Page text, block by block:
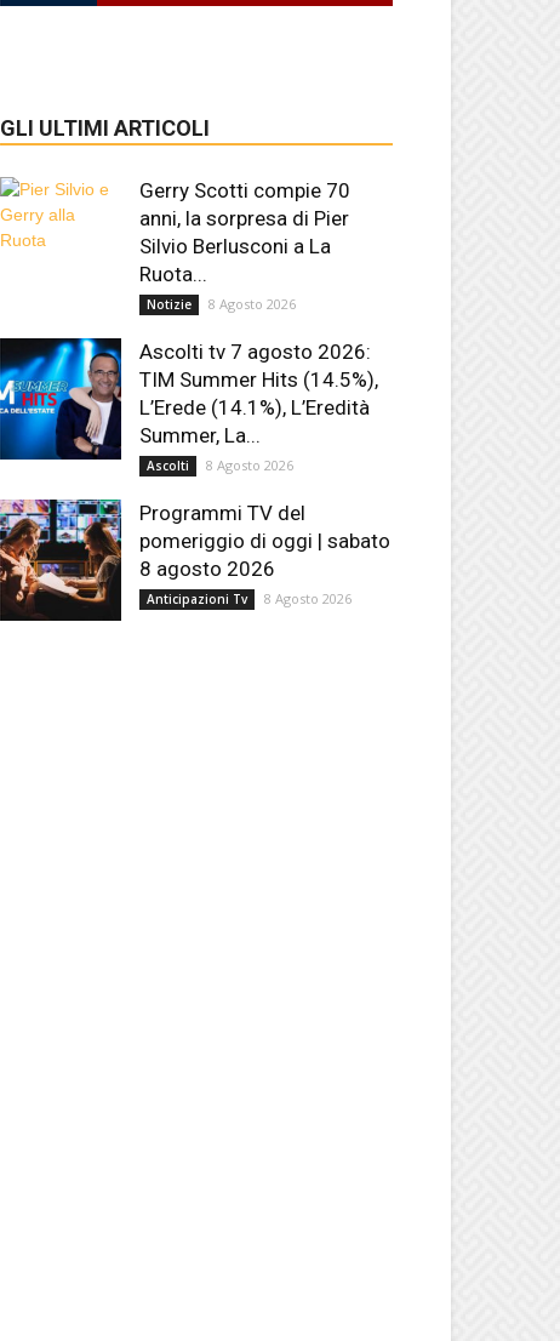
GLI ULTIMI ARTICOLI
Gerry Scotti compie 70
anni, la sorpresa di Pier
Silvio Berlusconi a La
Ruota...
Notizie 8 Agosto 2026
Ascolti tv 7 agosto 2026:
TIM Summer Hits (14.5%),
L’Erede (14.1%), L’Eredità
Summer, La...
Ascolti 8 Agosto 2026
Programmi TV del
pomeriggio di oggi | sabato
8 agosto 2026
Anticipazioni Tv 8 Agosto 2026